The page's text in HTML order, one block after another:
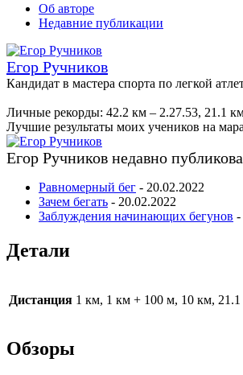
Об авторе
Недавние публикации
Егор Ручников
Кандидат в мастера спорта по легкой
Личные рекорды: 42.2 км – 2.27.53, 21.1
Лучшие результаты моих учеников на
Егор Ручников недавно
Равномерный бег - 20.02.2022
Зачем бегать - 20.02.2022
Заблуждения начинающих бегунов -
Детали
Дистанция 1 км, 1 км + 100 м, 10 км,
Обзоры